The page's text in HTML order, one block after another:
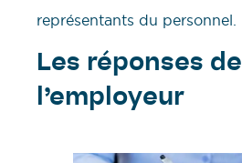
représentants du personnel.
Les réponses de
l’employeur